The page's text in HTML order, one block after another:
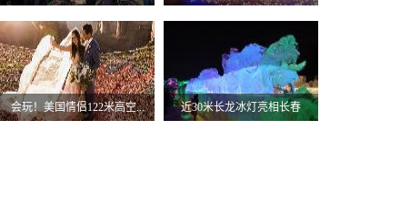
会玩！美国情侣122米高空... 近30米长龙冰灯亮相长春